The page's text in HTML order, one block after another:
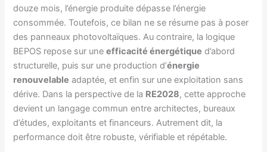
douze mois, l’énergie produite dépasse l’énergie
consommée. Toutefois, ce bilan ne se résume pas à poser
des panneaux photovoltaïques. Au contraire, la logique
BEPOS repose sur uneefficacité énergétique d’abord
structurelle, puis sur une production d’énergie
renouvelable adaptée, et enfin sur une exploitation sans
dérive. Dans la perspective de la RE2028, cette approche
devient un langage commun entre architectes, bureaux
d’études, exploitants et financeurs. Autrement dit, la
performance doit être robuste, vérifiable et répétable.